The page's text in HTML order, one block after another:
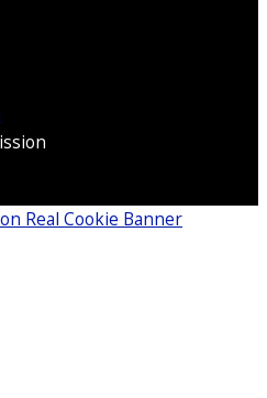
Real Cookie Banner